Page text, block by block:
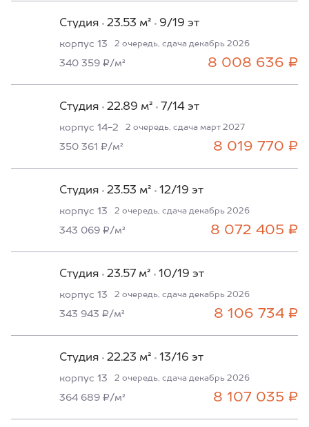
Студия 23.53 м² 9/19 эт
корпус 13 2 очередь, сдача декабрь 2026
8 008 636 ₽
340 359 ₽/м²
Студия 22.89 м² 7/14 эт
корпус 14-2 2 очередь, сдача март 2027
8 019 770 ₽
350 361 ₽/м²
Студия 23.53 м² 12/19 эт
корпус 13 2 очередь, сдача декабрь 2026
8 072 405 ₽
343 069 ₽/м²
Студия 23.57 м² 10/19 эт
корпус 13 2 очередь, сдача декабрь 2026
8 106 734 ₽
343 943 ₽/м²
Студия 22.23 м² 13/16 эт
корпус 13 2 очередь, сдача декабрь 2026
8 107 035 ₽
364 689 ₽/м²